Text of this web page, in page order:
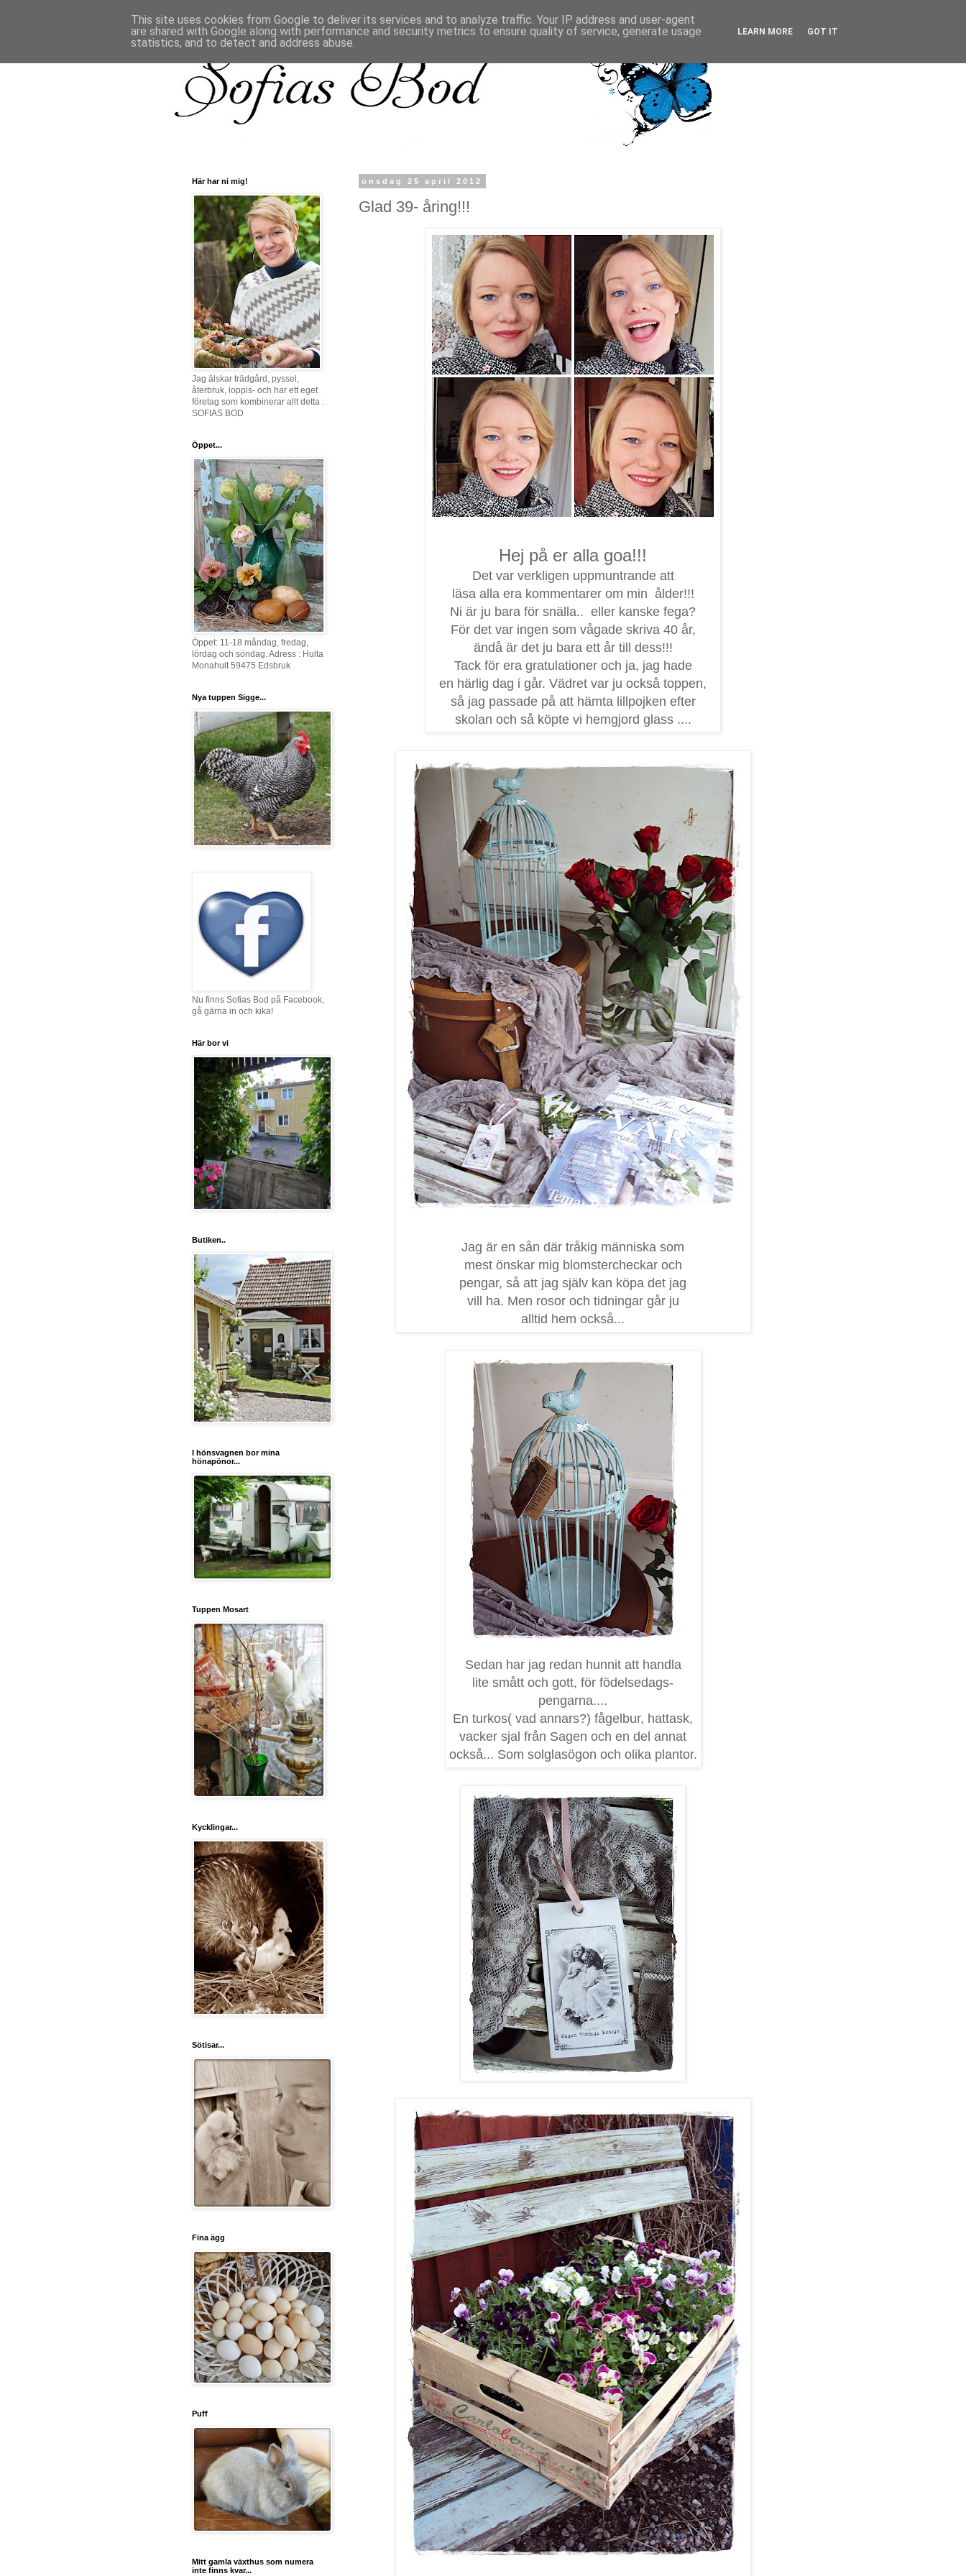
onsdag 25 april 2012
Glad 39- åring!!!
Hej på er alla goa!!!
Det var verkligen uppmuntrande att
läsa alla era kommentarer om min ålder!!!
Ni är ju bara för snälla.. eller kanske fega?
För det var ingen som vågade skriva 40 år,
ändå är det ju bara ett år till dess!!!
Tack för era gratulationer och ja, jag hade
en härlig dag i går. Vädret var ju också toppen,
så jag passade på att hämta lillpojken efter
skolan och så köpte vi hemgjord glass ....
Jag är en sån där tråkig människa som
mest önskar mig blomstercheckar och
pengar, så att jag själv kan köpa det jag
vill ha. Men rosor och tidningar går ju
alltid hem också...
Sedan har jag redan hunnit att handla
lite smått och gott, för födelsedags-
pengarna....
En turkos( vad annars?) fågelbur, hattask,
vacker sjal från Sagen och en del annat
också... Som solglasögon och olika plantor.
Här har ni mig!
Jag älskar trädgård, pyssel,
återbruk, loppis- och har ett eget
företag som kombinerar allt detta :
SOFIAS BOD
Öppet...
Öppet: 11-18 måndag, fredag,
lördag och söndag. Adress : Hulta
Monahult 59475 Edsbruk
Nya tuppen Sigge...
Nu finns Sofias Bod på Facebook,
gå gärna in och kika!
Här bor vi
Butiken..
I hönsvagnen bor mina
hönapönor...
Tuppen Mosart
Kycklingar...
Sötisar...
Fina ägg
Puff
Mitt gamla växthus som numera
inte finns kvar...
This site uses cookies from Google to deliver its services and to analyze traffic. Your IP address and user-agent
are shared with Google along with performance and security metrics to ensure quality of service, generate usage
statistics, and to detect and address abuse.
LEARN MORE GOT IT